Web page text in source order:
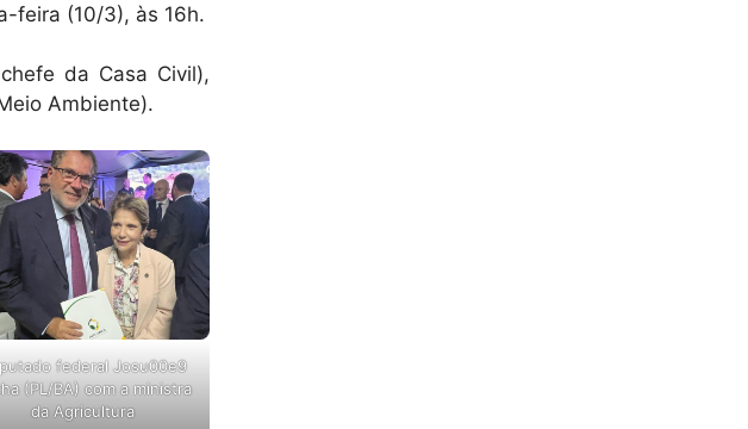
feira (10/3), às 16h.
da Casa Civil),
Ambiente).
federal Josu00e9
(PL/BA) com a ministra
da Agricultura